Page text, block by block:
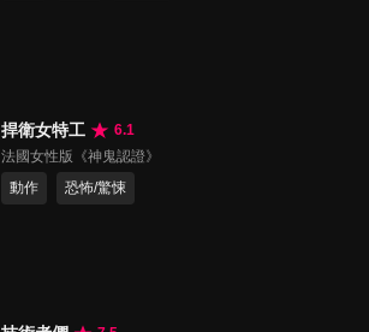
捍衛女特工
6.1
法國女性版《神鬼認證》
動作
恐怖/驚悚